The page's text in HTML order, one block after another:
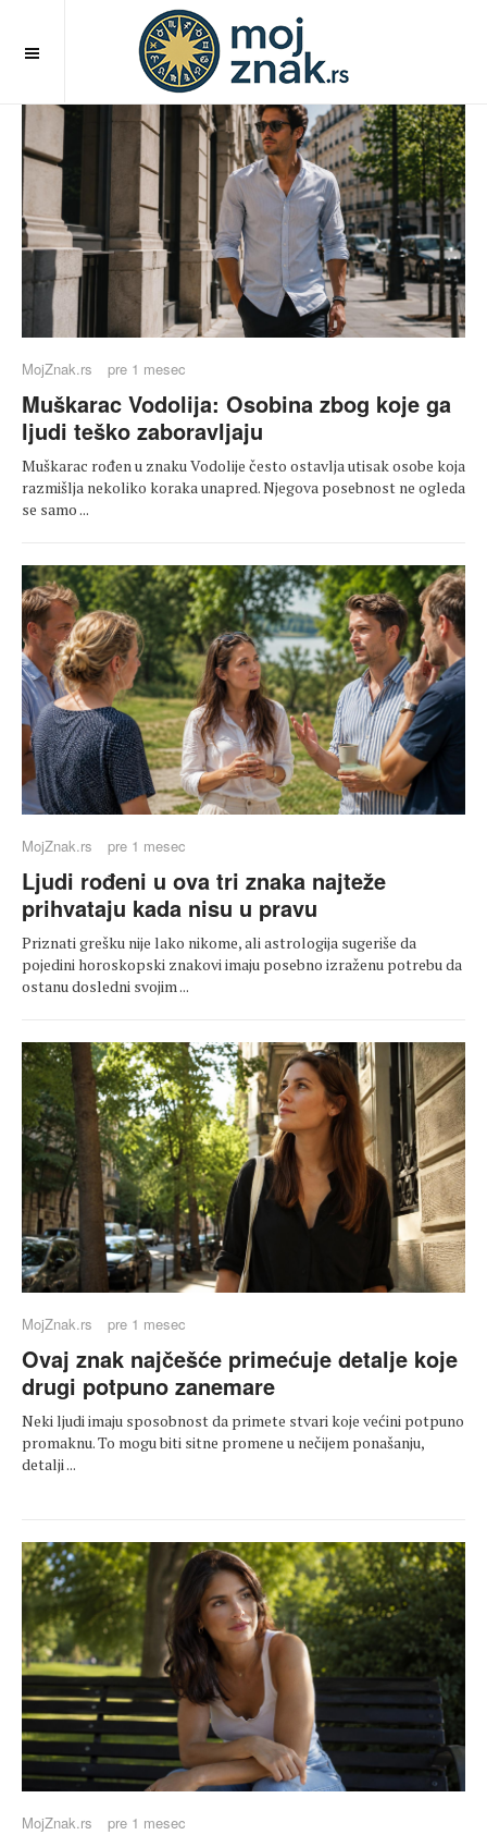
MojZnak.rs pre 1 mesec
Muškarac Vodolija: Osobina zbog koje ga
ljudi teško zaboravljaju
Muškarac rođen u znaku Vodolije često ostavlja utisak osobe koja
razmišlja nekoliko koraka unapred. Njegova posebnost ne ogleda
se samo ...
MojZnak.rs pre 1 mesec
Ljudi rođeni u ova tri znaka najteže
prihvataju kada nisu u pravu
Priznati grešku nije lako nikome, ali astrologija sugeriše da
pojedini horoskopski znakovi imaju posebno izraženu potrebu da
ostanu dosledni svojim ...
MojZnak.rs pre 1 mesec
Ovaj znak najčešće primećuje detalje koje
drugi potpuno zanemare
Neki ljudi imaju sposobnost da primete stvari koje većini potpuno
promaknu. To mogu biti sitne promene u nečijem ponašanju,
detalji ...
MojZnak.rs pre 1 mesec